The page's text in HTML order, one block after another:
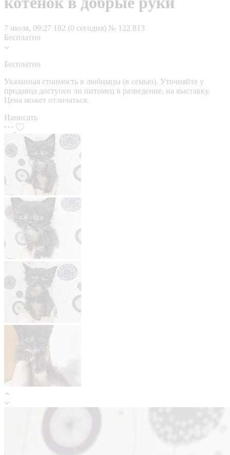
7 июля, 09:27 182 (0 сегодня) № 122 813
Бесплатно
Бесплатно
Указанная стоимость в любимцы (в семью). Уточняйте у
продавца доступен ли питомец в разведение, на выставку.
Цена может отличаться.
Написать